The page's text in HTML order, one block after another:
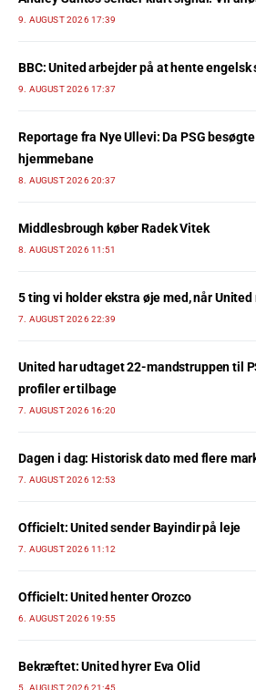
9. AUGUST 2026 17:39
BBC: United arbejder på at hente
9. AUGUST 2026 17:37
Reportage fra Nye Ullevi: Da PSG
hjemmebane
8. AUGUST 2026 20:37
Middlesbrough køber Radek Vitek
8. AUGUST 2026 11:51
5 ting vi holder ekstra øje med, når United
7. AUGUST 2026 22:39
United har udtaget 22-mandstruppen til
profiler er tilbage
7. AUGUST 2026 16:20
Dagen i dag: Historisk dato med flere
7. AUGUST 2026 12:53
Officielt: United sender Bayindir på leje
7. AUGUST 2026 11:12
Officielt: United henter Orozco
6. AUGUST 2026 19:55
Bekræftet: United hyrer Eva Olid
5. AUGUST 2026 21:45